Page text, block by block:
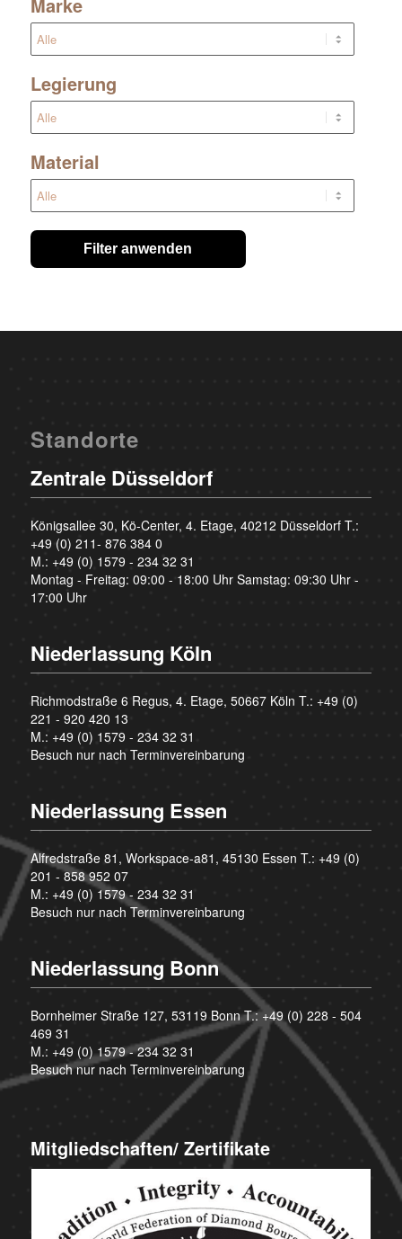
Legierung
Material
Filter anwenden
Standorte
Zentrale Düsseldorf
Königsallee 30, Kö-Center, 4. Etage, 40212 Düsseldorf T.:
+49 (0) 211- 876 384 0
M.: +49 (0) 1579 - 234 32 31
Montag - Freitag: 09:00 - 18:00 Uhr Samstag: 09:30 Uhr -
17:00 Uhr
Niederlassung Köln
Richmodstraße 6 Regus, 4. Etage, 50667 Köln T.: +49 (0)
221 - 920 420 13
M.: +49 (0) 1579 - 234 32 31
Besuch nur nach Terminvereinbarung
Niederlassung Essen
Alfredstraße 81, Workspace-a81, 45130 Essen T.: +49 (0)
201 - 858 952 07
M.: +49 (0) 1579 - 234 32 31
Besuch nur nach Terminvereinbarung
Niederlassung Bonn
Bornheimer Straße 127, 53119 Bonn T.:+49 (0) 228 - 504
469 31
M.: +49 (0) 1579 - 234 32 31
Besuch nur nach Terminvereinbarung
Mitgliedschaften/ Zertifikate